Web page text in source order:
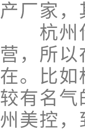
产厂家
杭州作
营，所
在。比如
较有名气
州美控，